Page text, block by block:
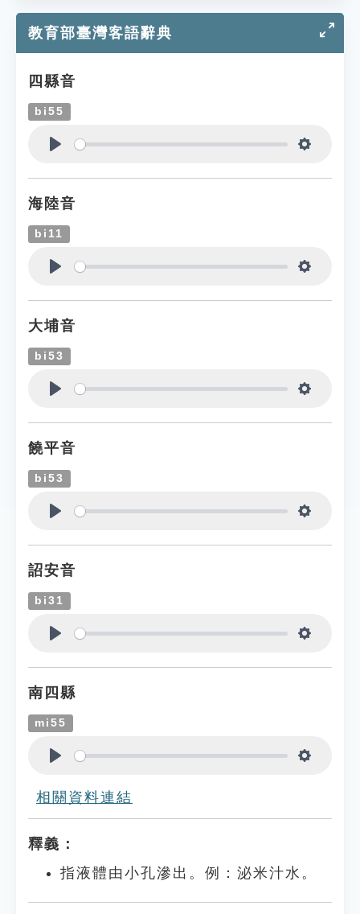
教育部臺灣客語辭典
四縣音
bi55
海陸音
bi11
大埔音
bi53
饒平音
bi53
詔安音
bi31
南四縣
mi55
相關資料連結
釋義：
指液體由小孔滲出。例：泌米汁水。